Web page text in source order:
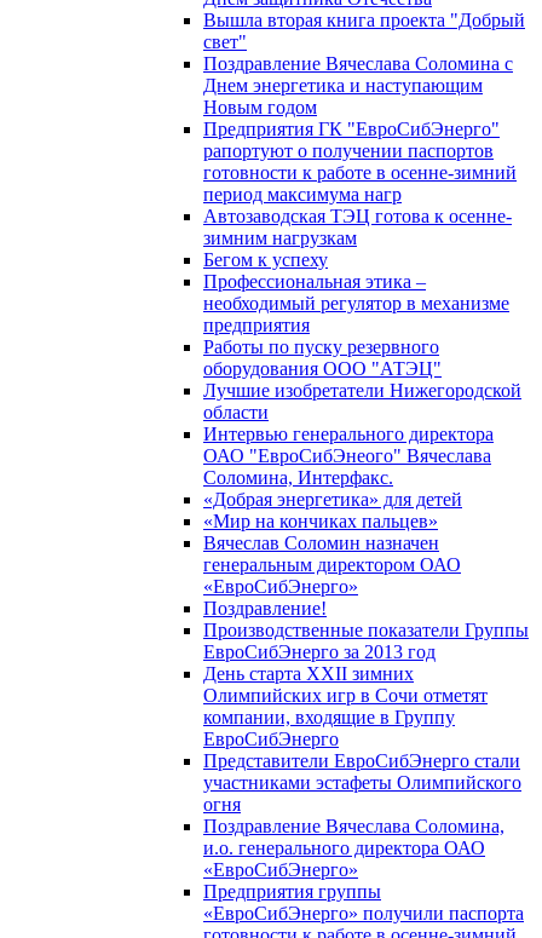
Вышла вторая книга проекта "Добрый
свет"
Поздравление Вячеслава Соломина с
Днем энергетика и наступающим
Новым годом
Предприятия ГК "ЕвроСибЭнерго"
рапортуют о получении паспортов
готовности к работе в осенне-зимний
период максимума нагр
Автозаводская ТЭЦ готова к осенне-
зимним нагрузкам
Бегом к успеху
Профессиональная этика –
необходимый регулятор в механизме
предприятия
Работы по пуску резервного
оборудования ООО "АТЭЦ"
Лучшие изобретатели Нижегородской
области
Интервью генерального директора
ОАО "ЕвроСибЭнеого" Вячеслава
Соломина, Интерфакс.
«Добрая энергетика» для детей
«Мир на кончиках пальцев»
Вячеслав Соломин назначен
генеральным директором ОАО
«ЕвроСибЭнерго»
Поздравление!
Производственные показатели Группы
ЕвроСибЭнерго за 2013 год
День старта XXII зимних
Олимпийских игр в Сочи отметят
компании, входящие в Группу
ЕвроСибЭнерго
Представители ЕвроСибЭнерго стали
участниками эстафеты Олимпийского
огня
Поздравление Вячеслава Соломина,
и.о. генерального директора ОАО
«ЕвроСибЭнерго»
Предприятия группы
«ЕвроСибЭнерго» получили паспорта